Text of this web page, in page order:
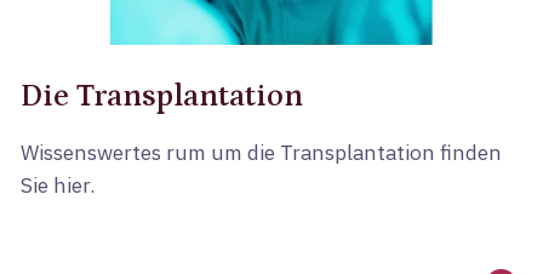
Die Transplantation
Wissenswertes rum um die Transplantation finden
Sie hier.